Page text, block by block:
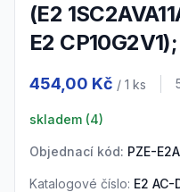
(E2
E2
454,00 Kč / 1 ks
skladem (4)
Objednací kód: PZE-
Katalogové číslo: E2 AC-